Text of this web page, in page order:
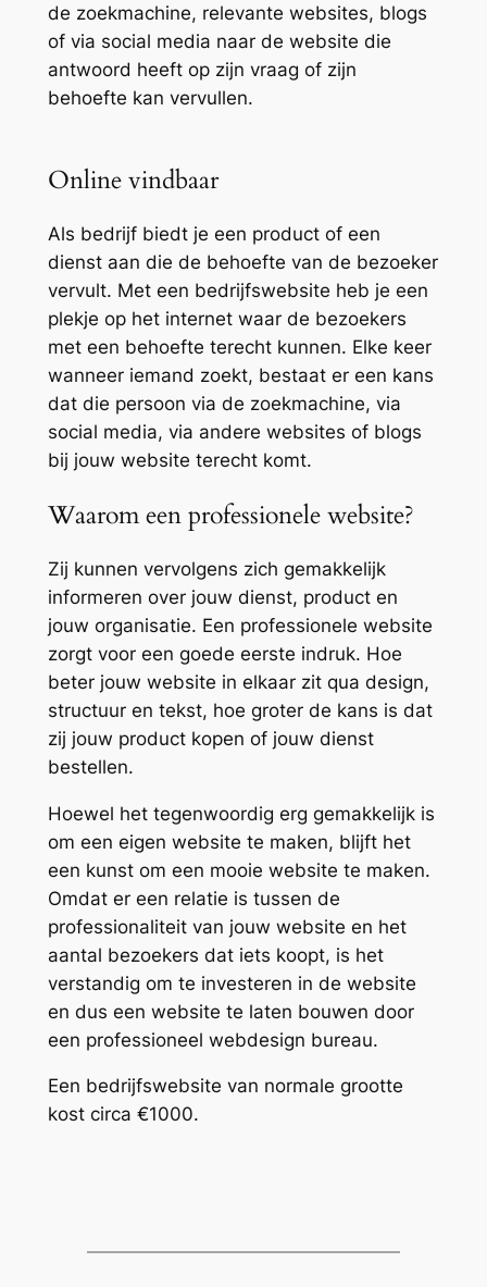
de zoekmachine, relevante websites, blogs
of via social media naar de website die
antwoord heeft op zijn vraag of zijn
behoefte kan vervullen.
Online vindbaar
Als bedrijf biedt je een product of een
dienst aan die de behoefte van de bezoeker
vervult. Met een bedrijfswebsite heb je een
plekje op het internet waar de bezoekers
met een behoefte terecht kunnen. Elke keer
wanneer iemand zoekt, bestaat er een kans
dat die persoon via de zoekmachine, via
social media, via andere websites of blogs
bij jouw website terecht komt.
Waarom een professionele website?
Zij kunnen vervolgens zich gemakkelijk
informeren over jouw dienst, product en
jouw organisatie. Een professionele website
zorgt voor een goede eerste indruk. Hoe
beter jouw website in elkaar zit qua design,
structuur en tekst, hoe groter de kans is dat
zij jouw product kopen of jouw dienst
bestellen.
Hoewel het tegenwoordig erg gemakkelijk is
om een eigen website te maken, blijft het
een kunst om een mooie website te maken.
Omdat er een relatie is tussen de
professionaliteit van jouw website en het
aantal bezoekers dat iets koopt, is het
verstandig om te investeren in de website
en dus een website te laten bouwen door
een professioneel webdesign bureau.
Een bedrijfswebsite van normale grootte
kost circa €1000.